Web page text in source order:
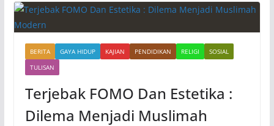
BERITA GAYA HIDUP KAJIAN PENDIDIKAN RELIGI
SOSIAL
TULISAN
Terjebak FOMO Dan Estetika :
Dilema Menjadi Muslimah